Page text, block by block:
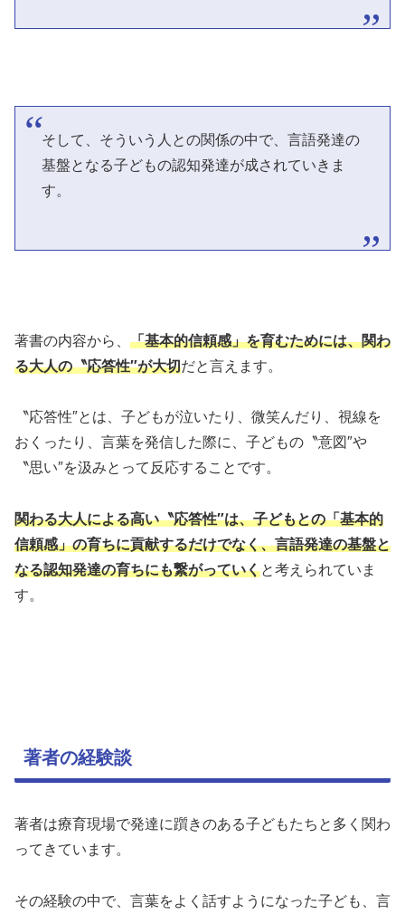
そして、そういう人との関係の中で、言語発達の
基盤となる子どもの認知発達が成されていきま
す。
著書の内容から、 「基本的信頼感」を育むためには、関わ
る大人の〝応答性″が大切だと言えます。
〝応答性″とは、子どもが泣いたり、微笑んだり、視線を
おくったり、言葉を発信した際に、子どもの〝意図″や
〝思い″を汲みとって反応することです。
関わる大人による高い〝応答性″は、子どもとの「基本的
信頼感」の育ちに貢献するだけでなく、言語発達の基盤と
なる認知発達の育ちにも繋がっていくと考えられていま
す。
著者の経験談
著者は療育現場で発達に躓きのある子どもたちと多く関わ
ってきています。
その経験の中で、言葉をよく話すようになった子ども、言